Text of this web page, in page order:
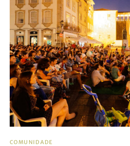
COMUNIDADE